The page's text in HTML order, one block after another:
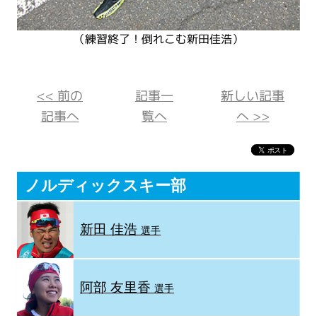
（練習終了！倒れこむ新田佳浩）
<< 前の
記事へ
記事一
覧へ
新しい記事
へ >>
ノルディックスキー部
新田 佳浩選手
阿部 友里香選手